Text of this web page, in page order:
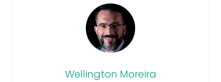
Wellington Moreira